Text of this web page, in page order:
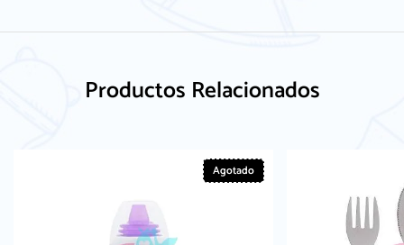
Productos Relacionados
Agotado